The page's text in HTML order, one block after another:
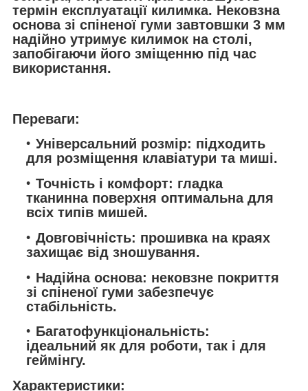
термін експлуатації килимка. Нековзна
основа зі спіненої гуми завтовшки 3 мм
надійно утримує килимок на столі,
запобігаючи його зміщенню під час
використання.
Переваги:
Універсальний розмір: підходить
для розміщення клавіатури та миші.
Точність і комфорт: гладка
тканинна поверхня оптимальна для
всіх типів мишей.
Довговічність: прошивка на краях
захищає від зношування.
Надійна основа: нековзне покриття
зі спіненої гуми забезпечує
стабільність.
Багатофункціональність:
ідеальний як для роботи, так і для
геймінгу.
Характеристики: